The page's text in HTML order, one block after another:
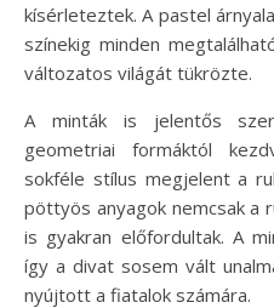
kísérleteztek. A pastel
színekig minden
változatos világát tükrözte.
A minták is jelentős
geometriai formáktól
sokféle stílus megjelent a
pöttyös anyagok nemcsak a
is gyakran előfordultak. A
így a divat sosem vált
nyújtott a fiatalok számára.